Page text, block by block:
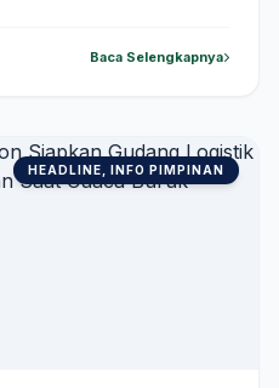
untuk membangun
Baca Selengkapnya
HEADLINE, INFO PIMPINAN